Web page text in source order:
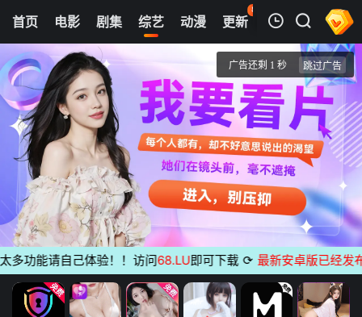
首页 电影 剧集 综艺 动漫 更新
87
热榜 APP
我的观影记录
1
Stand BI Me
清空
请自己体验！！访问 68.LU即可下载 ⟳ 最新安卓版已经发布无